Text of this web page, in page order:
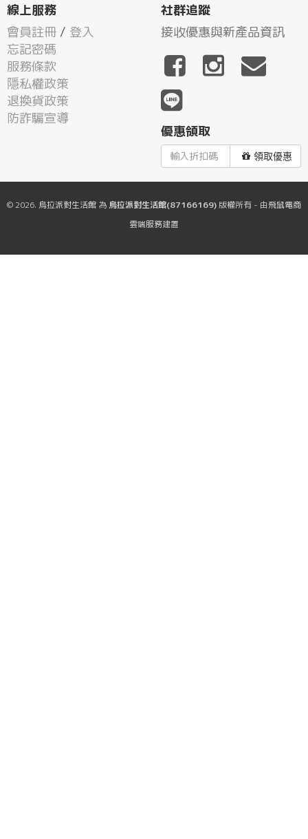
線上服務
會員註冊 / 登入
忘記密碼
服務條款
隱私權政策
退換貨政策
防詐騙宣導
社群追蹤
接收優惠與新產品資訊
優惠領取
領取優惠
© 2026. 烏拉派對生活館 為 烏拉派對生活館(87166169)版權所有 - 由飛鼠電商
雲端服務建置